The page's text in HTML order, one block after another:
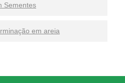
Sementes
em areia